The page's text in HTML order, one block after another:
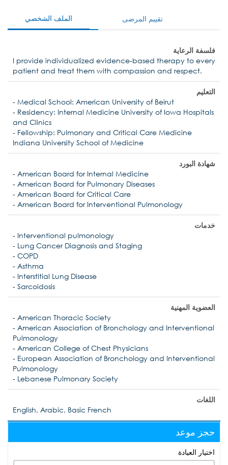
الملف الشخصي تقييم المرضى
فلسفة الرعاية
I provide individualized evidence-based therapy to every
patient and treat them with compassion and respect.
التعليم
- Medical School: American University of Beirut
- Residency: Internal Medicine University of Iowa Hospitals
and Clinics
- Fellowship: Pulmonary and Critical Care Medicine
Indiana University School of Medicine
شهادة البورد
- American Board for Internal Medicine
- American Board for Pulmonary Diseases
- American Board for Critical Care
- American Board for Interventional Pulmonology
خدمات
- Interventional pulmonology
- Lung Cancer Diagnosis and Staging
- COPD
- Asthma
- Interstitial Lung Disease
- Sarcoidosis
العضوية المهنية
- American Thoracic Society
- American Association of Bronchology and Interventional
Pulmonology
- American College of Chest Physicians
- European Association of Bronchology and Interventional
Pulmonology
- Lebanese Pulmonary Society
اللغات
English, Arabic, Basic French
حجز موعد
اختيار العيادة